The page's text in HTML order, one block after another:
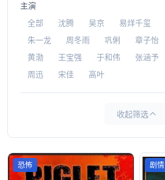
主演
全部
沈腾 吴京 易烊千玺
朱一龙
周冬雨 巩俐 章子怡
黄渤
王宝强 于和伟 张涵予
周迅
宋佳 高叶
收起筛选
恐怖 剧情